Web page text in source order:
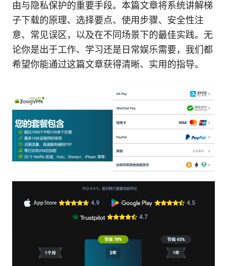
由与隐私保护的重要手段。本篇文章将系统讲解梯
子下载的原理、选择要点、使用步骤、安全性注
意、常见误区，以及在不同场景下的最佳实践。无
论你是出于工作、学习还是日常娱乐需要，我们都
希望你能通过这篇文章获得清晰、实用的指导。